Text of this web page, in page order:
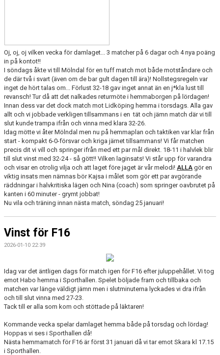
Oj, oj, oj vilken vecka för damlaget... 3 matcher på 6 dagar och 4 nya poäng
in på kontot!!
I söndags åkte vi till Mölndal för en tuff match mot både motståndare och
de där två i svart (även om de bar gult dagen till ära)! Nollstegsregeln var
inget de hört talas om... Förlust 32-18 gav inget annat än en j*kla lust till
revansch! Tur då att det nalkades returmöte i hemmaborgen på lördagen!
Innan dess var det dock match mot Lidköping hemma i torsdags. Alla gav
allt och vi jobbade verkligen tillsammans i en tät och jämn match där vi till
slut kunde trampa ifrån och vinna med klara 32-26.
Idag mötte vi åter Mölndal men nu på hemmaplan och taktiken var klar från
start - kompakt 6-0-försvar och kriga järnet tillsammans! Vi får matchen
precis dit vi vill och springer ifrån med ett par mål direkt. 18-11 i halvlek blir
till slut vinst med 32-24 - så gött!! Vilken laginsats! Vi står upp för varandra
och visar en otrolig vilja och att laget före jaget är vår melodi! ALLA gör en
viktig insats men nämnas bör Kajsa i målet som gör ett par avgörande
räddningar i halvkritiska lägen och Nina (coach) som springer oavbrutet på
kanten i 60 minuter - grymt jobbat!
Nu vila och träning innan nästa match, söndag 25 januari!
Vinst för F16
2026-01-10 22:39
Idag var det äntligen dags för match igen för F16 efter juluppehållet. Vi tog
emot Habo hemma i Sporthallen. Spelet böljade fram och tillbaka och
matchen var länge väldigt jämn men i slutminuterna lyckades vi dra ifrån
och till slut vinna med 27-23.
Tack till er alla som kom och stöttade på läktaren!
Kommande vecka spelar damlaget hemma både på torsdag och lördag!
Hoppas vi ses i Sporthallen då!
Nästa hemmamatch för F16 är först 31 januari då vi tar emot Skara kl 17.15
i Sporthallen.